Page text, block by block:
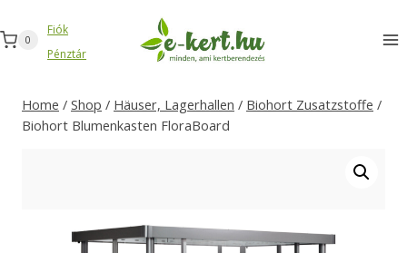
Inhalt
springen
0
Fiók
Pénztár
Home / Shop / Häuser, Lagerhallen / Biohort Zusatzstoffe /
Biohort Blumenkasten FloraBoard